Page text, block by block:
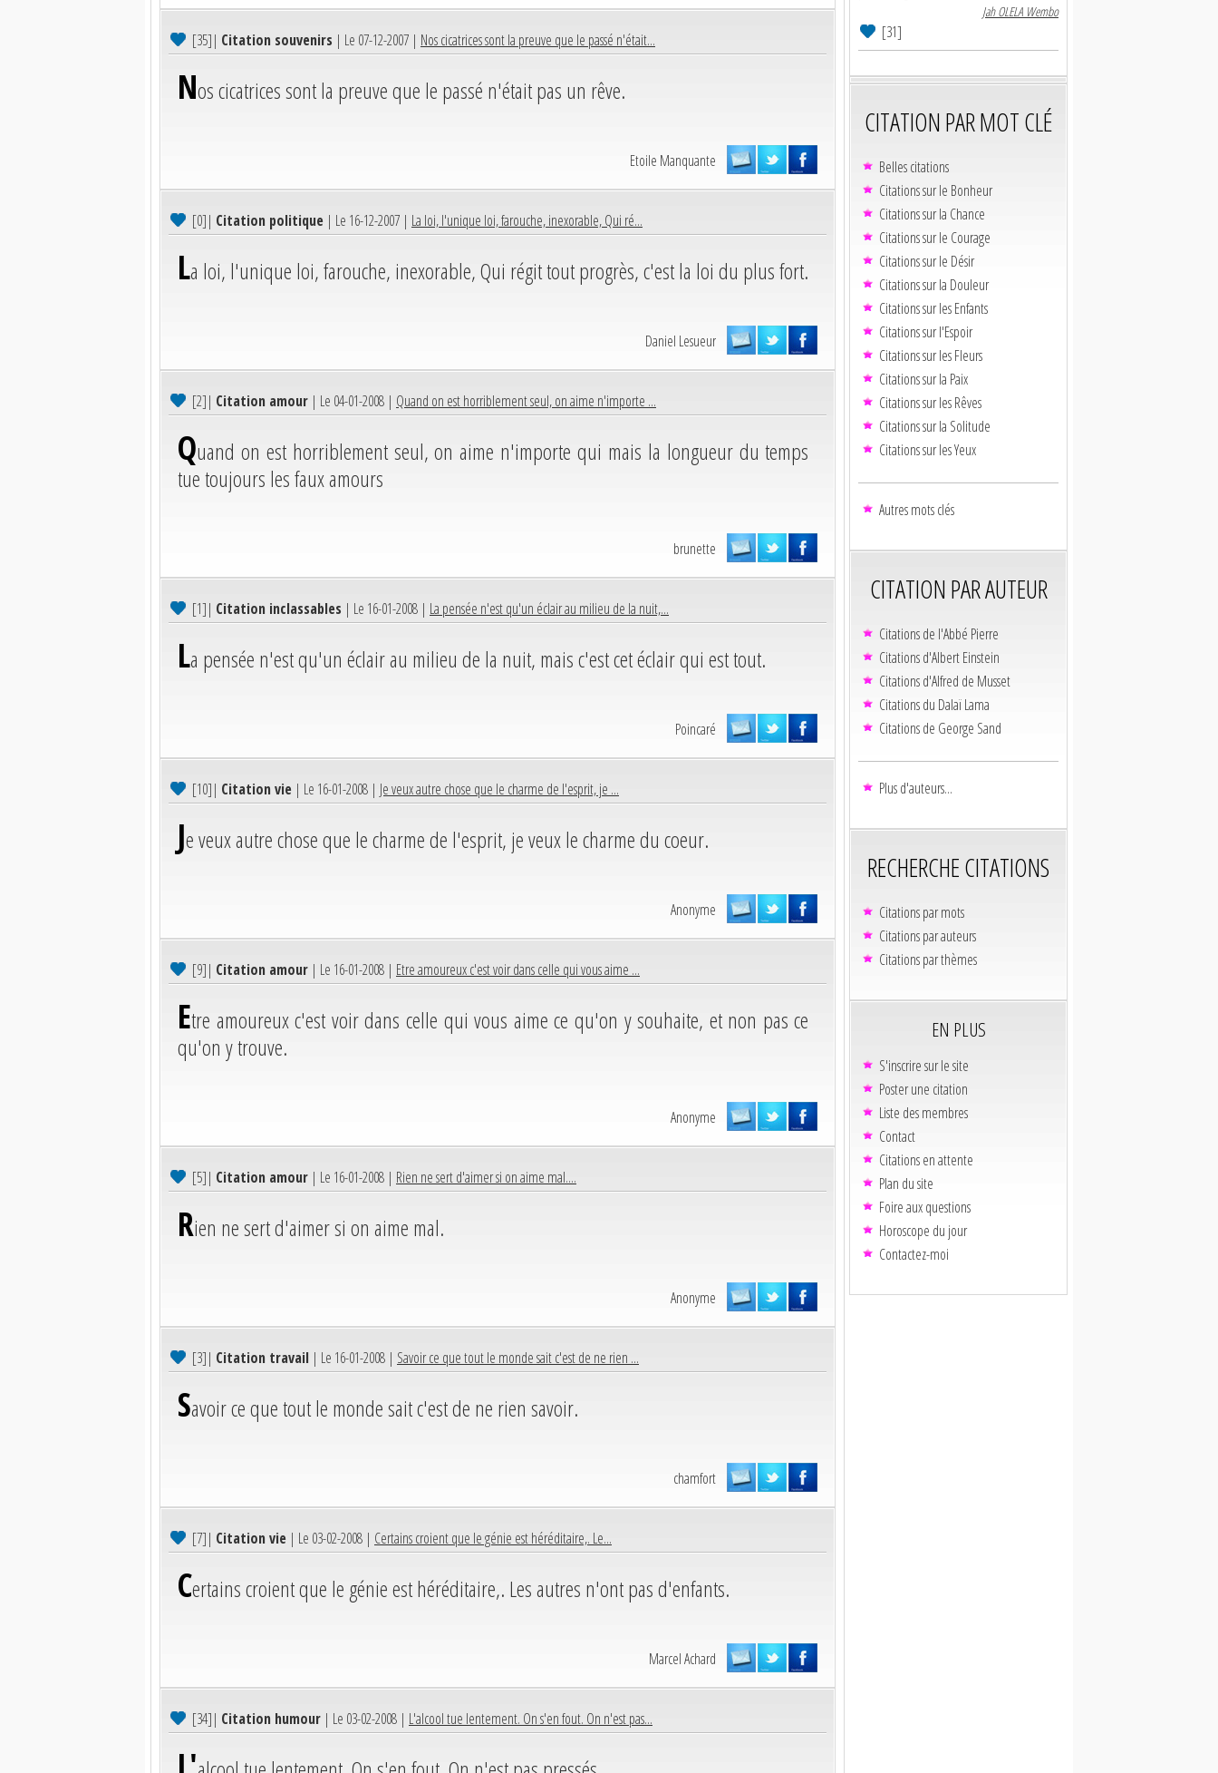
[35]| Citation souvenirs | Le 07-12-2007 | Nos cicatrices sont la preuve que le passé n'était...
Nos cicatrices sont la preuve que le passé n'était pas un rêve.
Etoile Manquante
[0]| Citation politique | Le 16-12-2007 | La loi, l'unique loi, farouche, inexorable, Qui ré...
La loi, l'unique loi, farouche, inexorable, Qui régit tout progrès, c'est la loi du plus fort.
Daniel Lesueur
[2]| Citation amour | Le 04-01-2008 | Quand on est horriblement seul, on aime n'importe ...
Quand on est horriblement seul, on aime n'importe qui mais la longueur du temps
tue toujours les faux amours
brunette
[1]| Citation inclassables | Le 16-01-2008 | La pensée n'est qu'un éclair au milieu de la nuit,...
La pensée n'est qu'un éclair au milieu de la nuit, mais c'est cet éclair qui est tout.
Poincaré
[10]| Citation vie | Le 16-01-2008 | Je veux autre chose que le charme de l'esprit, je ...
Je veux autre chose que le charme de l'esprit, je veux le charme du coeur.
Anonyme
[9]| Citation amour | Le 16-01-2008 | Etre amoureux c'est voir dans celle qui vous aime ...
Etre amoureux c'est voir dans celle qui vous aime ce qu'on y souhaite, et non pas ce
qu'on y trouve.
Anonyme
[5]| Citation amour | Le 16-01-2008 | Rien ne sert d'aimer si on aime mal....
Rien ne sert d'aimer si on aime mal.
Anonyme
[3]| Citation travail | Le 16-01-2008 | Savoir ce que tout le monde sait c'est de ne rien ...
Savoir ce que tout le monde sait c'est de ne rien savoir.
chamfort
[7]| Citation vie | Le 03-02-2008 | Certains croient que le génie est héréditaire,. Le...
Certains croient que le génie est héréditaire,. Les autres n'ont pas d'enfants.
Marcel Achard
[34]| Citation humour | Le 03-02-2008 | L'alcool tue lentement. On s'en fout. On n'est pas...
Jah OLELA Wembo
[31]
CITATION PAR MOT CLÉ
Belles citations
Citations sur le Bonheur
Citations sur la Chance
Citations sur le Courage
Citations sur le Désir
Citations sur la Douleur
Citations sur les Enfants
Citations sur l'Espoir
Citations sur les Fleurs
Citations sur la Paix
Citations sur les Rêves
Citations sur la Solitude
Citations sur les Yeux
Autres mots clés
CITATION PAR AUTEUR
Citations de l'Abbé Pierre
Citations d'Albert Einstein
Citations d'Alfred de Musset
Citations du Dalaï Lama
Citations de George Sand
Plus d'auteurs...
RECHERCHE CITATIONS
Citations par mots
Citations par auteurs
Citations par thèmes
EN PLUS
S'inscrire sur le site
Poster une citation
Liste des membres
Contact
Citations en attente
Plan du site
Foire aux questions
Horoscope du jour
Contactez-moi